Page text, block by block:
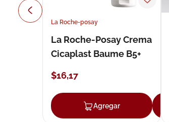
La Roche-posay
La Roche-Posay Crema
Cicaplast Baume B5+
$16,17
Agregar